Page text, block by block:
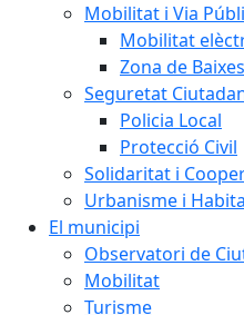
Mobilitat i Via
Mobilitat
Zona de
Seguretat
Policia Local
Protecció Civil
Solidaritat i
Urbanisme i
El municipi
Observatori de
Mobilitat
Turisme